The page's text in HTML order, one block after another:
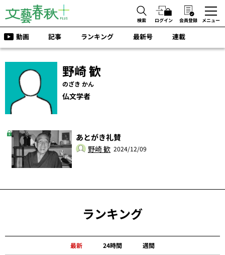
検索 ログイン 会員登録 メニュー
動画 記事 ランキング 最新号 連載
野崎 歓
のざき かん
仏文学者
あとがき礼賛
野崎 歓 2024/12/09
ランキング
最新 24時間 週間